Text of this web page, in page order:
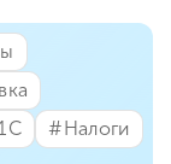
#⁣Налоги